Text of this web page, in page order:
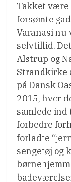
Takket være
forsømte
Varanasi nu
selvtillid.
Alstrup og
Strandkirke
på Dansk
2015, hvor
samlede ind
forbedre
forladte
sengetøj og